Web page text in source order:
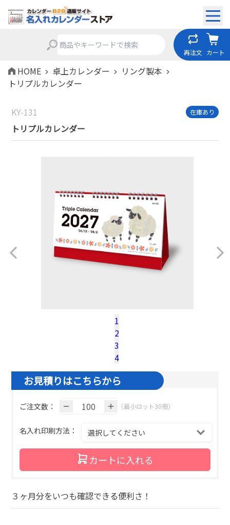
再注文 カート
HOME 卓上カレンダー
リング製本
トリプルカレンダー
KY-131 在庫あり
トリプルカレンダー
1
2
3
4
税込100冊参考単価：
名入れ基本色１色の場合の単価です。
お見積りはこちらから
ご注文数： （最小ロット30冊）
名入れ印刷方法：
カートに入れる
３ヶ月分をいつも確認できる便利さ！